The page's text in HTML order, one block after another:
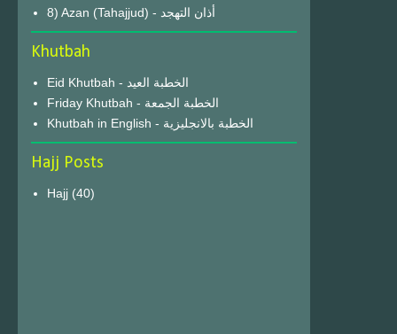
8) Azan (Tahajjud) - أذان التهجد
Khutbah
Eid Khutbah - الخطبة العيد
Friday Khutbah - الخطبة الجمعة
Khutbah in English - الخطبة بالانجليزية
Hajj Posts
Hajj (40)